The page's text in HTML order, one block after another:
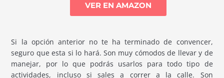
VER EN AMAZON
Si la opción anterior no te ha terminado de convencer,
seguro que esta si lo hará. Son muy cómodos de llevar y de
manejar, por lo que podrás usarlos para todo tipo de
actividades, incluso si sales a correr a la calle. Son